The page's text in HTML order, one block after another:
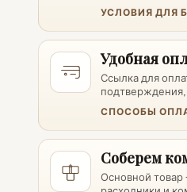
УСЛОВИЯ ДЛЯ
Удобная
Ссылка для
СПОСОБЫ
Соберем
Основной